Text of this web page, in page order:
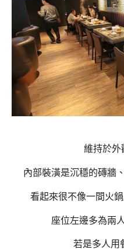
維持於外
內部裝潢是沉穩的磚牆
看起來很不像一間火
座位左邊多為兩
若是多人用